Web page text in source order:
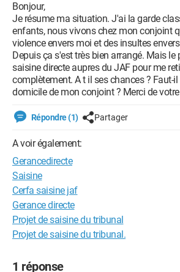
Bonjour,
Je résume ma situation. J'ai la garde
enfants, nous vivons chez mon conjoint
violence envers moi et des insultes
Depuis ça s'est très bien arrangé. Mais le
saisine directe aupres du JAF pour me
complètement. A t il ses chances ? Faut-
domicile de mon conjoint ? Merci de
Répondre (1) Partager
A voir également:
Gerancedirecte
Saisine
Cerfa saisine jaf
Gerance directe
Projet de saisine du tribunal
Projet de saisine du tribunal.
1 réponse